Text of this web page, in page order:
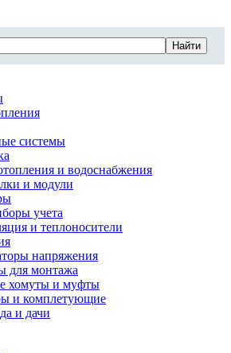
Найти
системы
и водоснабжения
и модули
учета
и теплоносители
напряжения
для монтажа
хомуты и муфты
и комплетующие
и дачи